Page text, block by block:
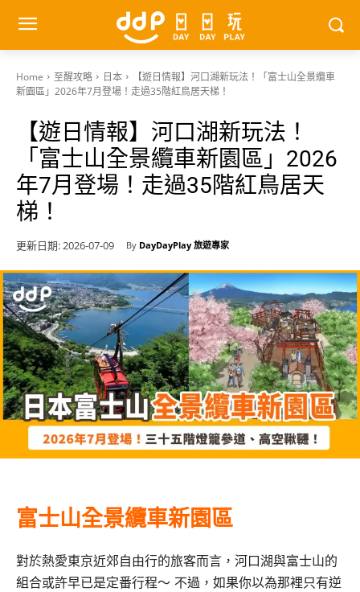
Home 至醒攻略 日本
【遊日情報】河口湖新玩法！「富士山全景纜車
新園區」2026年7月登場！走過35階紅鳥居天梯！
【遊日情報】河口湖新玩法！
「富士山全景纜車新園區」2026
年7月登場！走過35階紅鳥居天
梯！
更新日期:2026-07-09 By DayDayPlay 旅遊專家
富士山全景纜車新園區
對於熱愛東京近郊自由行的旅客而言，河口湖與富士山的
組合或許早已是定番行程～ 不過，如果你以為那裡只有逆